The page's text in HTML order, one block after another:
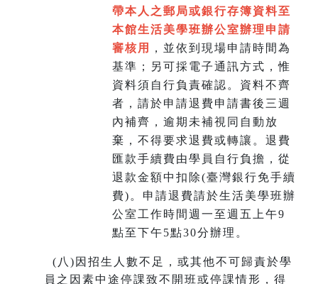
帶本人之郵局或銀行存簿資料至
本館生活美學班辦公室辦理申請
審核用
，並依到現場申請時間為
基準；另可採電子通訊方式，惟
資料須自行負責確認。資料不齊
者，請於申請退費申請書後三週
內補齊，逾期未補視同自動放
棄，不得要求退費或轉讓。退費
匯款手續費由學員自行負擔，從
退款金額中扣除(臺灣銀行免手續
費)。申請退費請於生活美學班辦
公室工作時間週一至週五上午9
點至下午5點30分辦理。
( 八)因招生人數不足，或其他不可歸責於學
員之因素中途停課致不開班或停課情形，得